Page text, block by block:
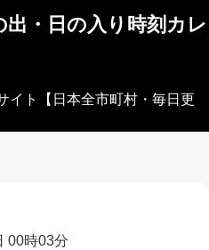
・日の入り時刻カレ
イト【日本全市町村・毎日更
00時03分